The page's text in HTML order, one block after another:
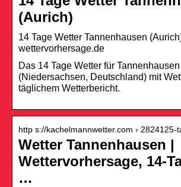
(Aurich)
14 Tage Wetter Tannenhausen
wettervorhersage.de
Das 14 Tage Wetter für Tannenhausen
(Niedersachsen, Deutschland) mit
täglichem Wetterbericht.
http s://kachelmannwetter.com › 2824125-
Wetter Tannenhausen |
Wettervorhersage, 14-
…